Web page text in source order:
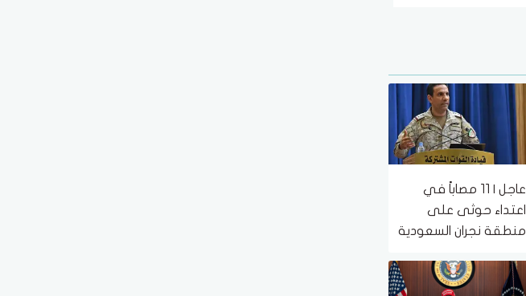
عاجل | 11 مصاباً في
اعتداء حوثى على
منطقة نجران السعودية